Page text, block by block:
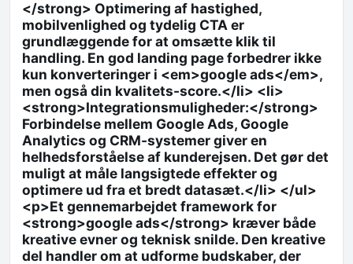
</strong> Optimering af hastighed,
mobilvenlighed og tydelig CTA er
grundlæggende for at omsætte klik til
handling. En god landing page forbedrer ikke
kun konverteringer i <em>google ads</em>,
men også din kvalitets-score.</li> <li>
<strong>Integrationsmuligheder:</strong>
Forbindelse mellem Google Ads, Google
Analytics og CRM-systemer giver en
helhedsforståelse af kunderejsen. Det gør det
muligt at måle langsigtede effekter og
optimere ud fra et bredt datasæt.</li> </ul>
<p>Et gennemarbejdet framework for
<strong>google ads</strong> kræver både
kreative evner og teknisk snilde. Den kreative
del handler om at udforme budskaber, der